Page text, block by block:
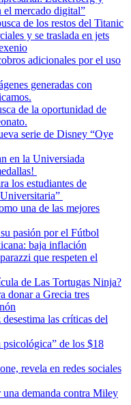
el mercado digital”
de los restos del Titanic
y se traslada en jets
adicionales por el uso
generadas con
de la oportunidad de
serie de Disney “Oye
en la Universiada
los estudiantes de
una de las mejores
pasión por el Fútbol
baja inflación
que respeten el
de Las Tortugas Ninja?
donar a Grecia tres
las críticas del
psicológica” de los $18
revela en redes sociales
demanda contra Miley